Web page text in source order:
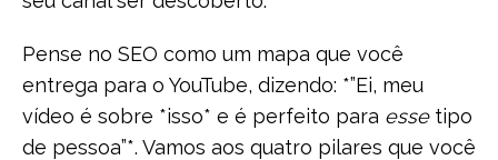
Pense no SEO como um mapa que você
entrega para o YouTube, dizendo: *”Ei, meu
vídeo é sobre *isso* e é perfeito para essetipo
de pessoa”*. Vamos aos quatro pilares que você